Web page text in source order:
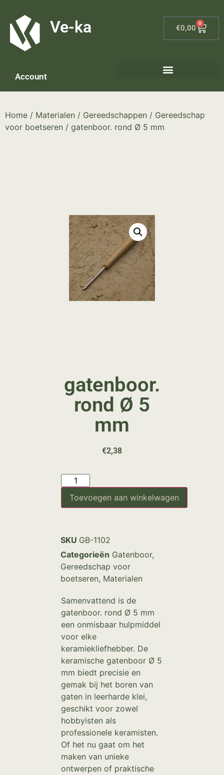
Ve-ka €0,00
0
Account
Home / Materialen / Gereedschappen / Gereedschap
voor boetseren / gatenboor. rond Ø 5 mm
gatenboor.
rond Ø 5
mm
€2,38
Toevoegen aan winkelwagen
SKU GB-1102
Categorieën Gatenboor,
Gereedschap voor
boetseren, Materialen
Samenvattend is de
gatenboor. rond Ø 5 mm
een onmisbaar hulpmiddel
voor elke
keramiekliefhebber. De
keramische gatenboor Ø 5
mm biedt precisie en
gemak bij het boren van
gaten in leerharde klei,
geschikt voor zowel
hobbyisten als
professionele keramisten.
Of het nu gaat om het
maken van unieke
ontwerpen of praktische